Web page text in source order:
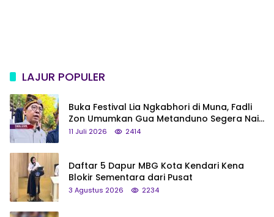
LAJUR POPULER
Buka Festival Lia Ngkabhori di Muna, Fadli
Zon Umumkan Gua Metanduno Segera Naik
Status Jadi Cagar Budaya Nasional
11 Juli 2026 2414
Daftar 5 Dapur MBG Kota Kendari Kena
Blokir Sementara dari Pusat
3 Agustus 2026 2234